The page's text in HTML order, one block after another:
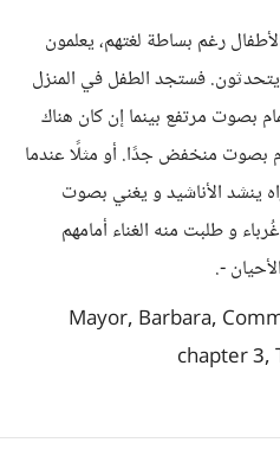
رغم بساطة لغتهم، يعلمون
فستجد الطفل في المنزل
بصوت مرتفع بينما إن كان هناك
بصوت منخفض جدًا. أو مثلًا عندما
ينشد الأناشيد و يغني بصوت
و طلبت منه الغناء أمامهم
-.
(Mayor, Barbara,
chapter 3,